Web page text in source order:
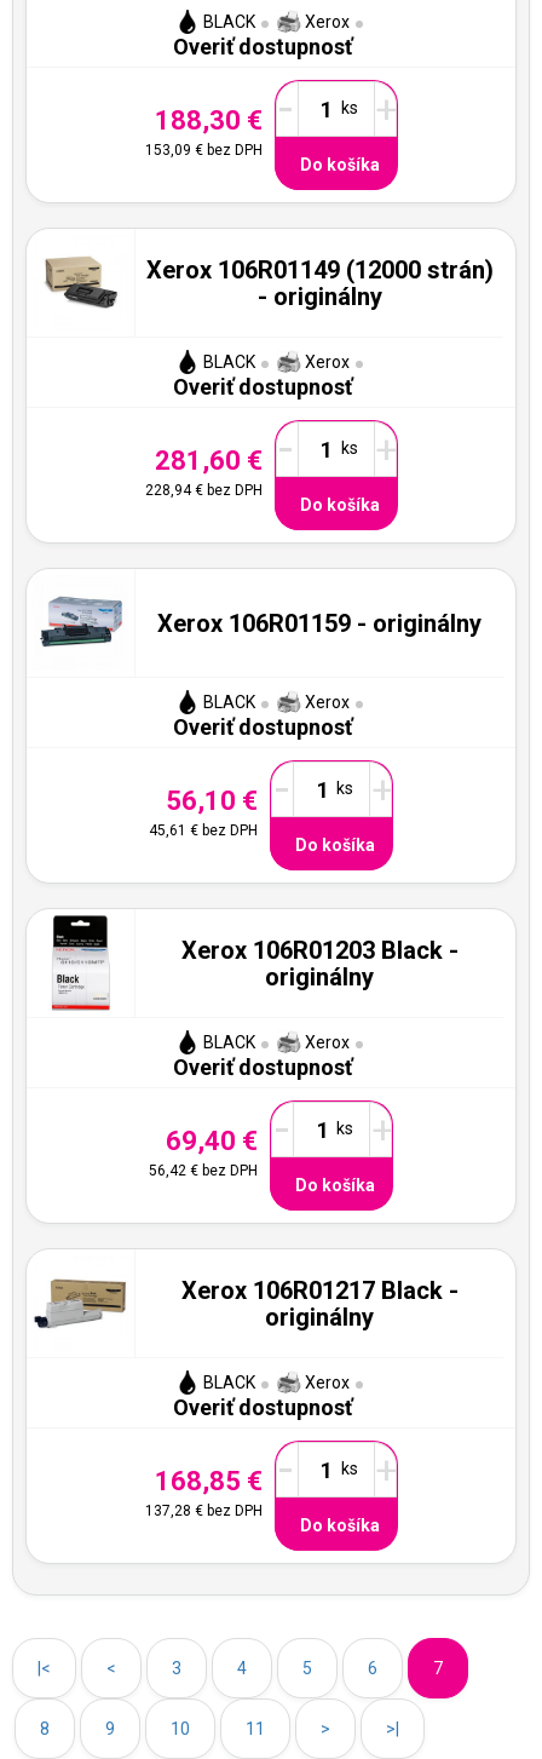
BLACK Xerox
Overiť dostupnosť
188,30 €
153,09 €bez DPH
- +
Do košíka
Xerox 106R01149 (12000 strán)
- originálny
BLACK Xerox
Overiť dostupnosť
281,60 €
228,94 €bez DPH
- +
Do košíka
Xerox 106R01159 - originálny
BLACK Xerox
Overiť dostupnosť
56,10 €
45,61 € bez DPH
- +
Do košíka
Xerox 106R01203 Black -
originálny
BLACK Xerox
Overiť dostupnosť
69,40 €
56,42 € bez DPH
- +
Do košíka
Xerox 106R01217 Black -
originálny
BLACK Xerox
Overiť dostupnosť
168,85 €
137,28 €bez DPH
- +
Do košíka
|< < 3 4 5 6 7
8 9 10 11 > >|